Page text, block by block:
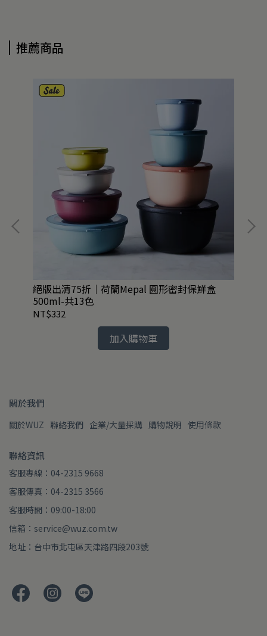
推薦商品
絕版出清75折｜荷蘭Mepal 圓形密封保鮮盒
500ml-共13色
NT$332
加入購物車
關於我們
關於WUZ 聯絡我們 企業/大量採購 購物說明 使用條款
聯絡資訊
客服專線：04-2315 9668
客服傳真：04-2315 3566
客服時間：09:00-18:00
信箱：service@wuz.com.tw
地址：台中市北屯區天津路四段203號